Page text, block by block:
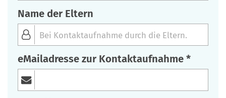
Name der Eltern
eMailadresse zur Kontaktaufnahme *